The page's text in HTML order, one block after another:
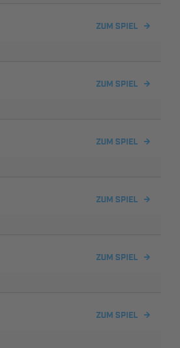
ZUM SPIEL
ZUM SPIEL
ZUM SPIEL
ZUM SPIEL
ZUM SPIEL
ZUM SPIEL